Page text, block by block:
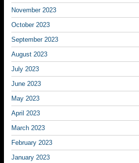
November 2023
October 2023
September 2023
August 2023
July 2023
June 2023
May 2023
April 2023
March 2023
February 2023
January 2023